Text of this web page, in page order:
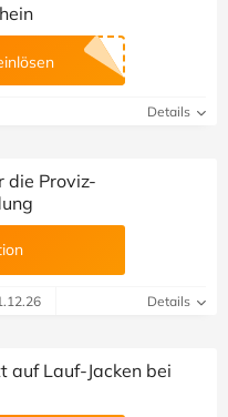
Details
die Proviz-
Details
auf Lauf-Jacken bei